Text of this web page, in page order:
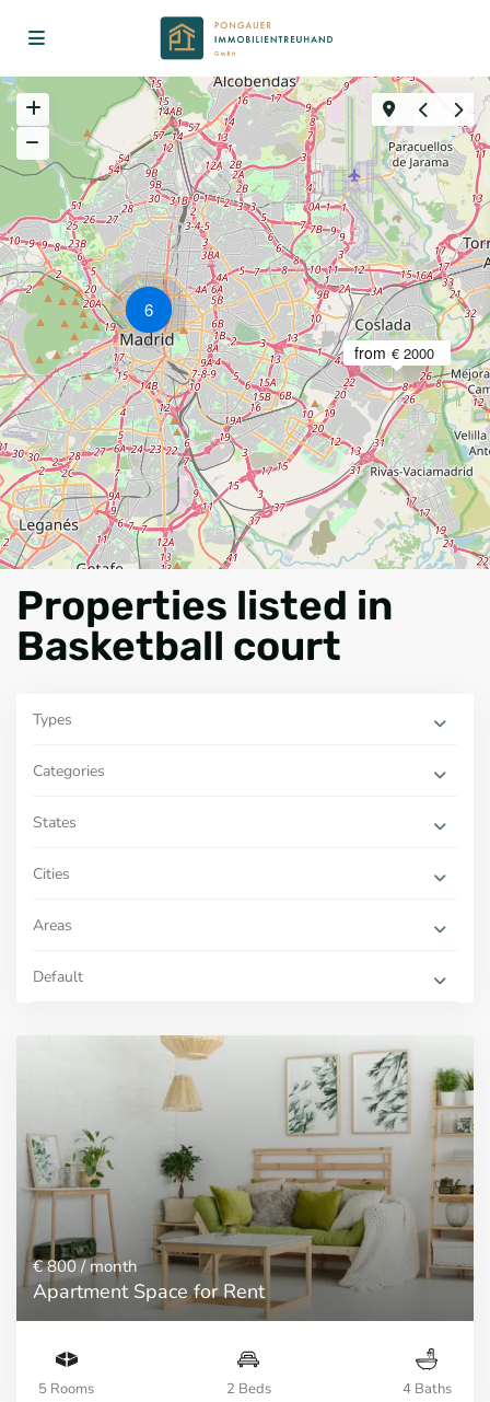
6
from € 2000
Properties listed in
Basketball court
Types
Categories
States
Cities
Areas
Default
€ 800/ month
Apartment Space for Rent
5 Rooms 2 Beds 4 Baths